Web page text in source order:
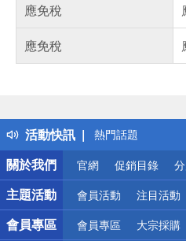
應免稅
應免稅
活動快訊
得獎公告
熱門話題
銀行優惠
偏遠地區配送
詐騙網頁！請小心
關於我們
官網 促銷目錄
主題活動 會員活動 注目活動
會員專區 會員專區 大宗採購